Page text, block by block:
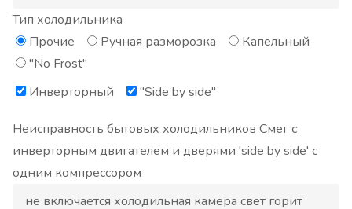
Тип холодильника
Прочие
Ручная разморозка
Капельный
"No Frost"
Инверторный
"Side by side"
Неисправность бытовых холодильников Смег с
инверторным двигателем и дверями 'side by side' с
одним компрессором